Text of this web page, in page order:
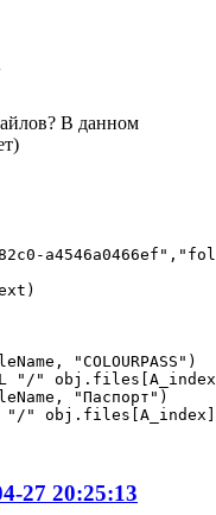
В данном
"COLOURPASS")
"/"
"Паспорт")
"
27 20:25:13